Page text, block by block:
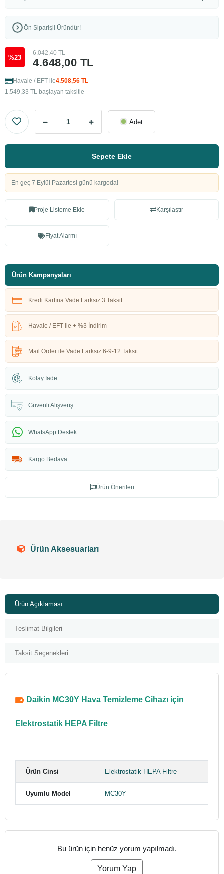
Ön Siparişli Üründür!
%23 4.648,00 TL
6.042,40 TL
Havale / EFT ile4.508,56 TL
1.549,33 TL başlayan taksitle
Adet
Sepete Ekle
En geç 7 Eylül Pazartesi günü kargoda!
Proje Listeme Ekle Karşılaştır
Fiyat Alarmı
Ürün Kampanyaları
Kredi Kartına Vade Farksız 3 Taksit
Havale / EFT ile + %3 İndirim
Mail Order ile Vade Farksız 6-9-12 Taksit
Kolay İade
Güvenli Alışveriş
WhatsApp Destek
Kargo Bedava
Ürün Önerileri
Ürün Aksesuarları
Ürün Açıklaması
Teslimat Bilgileri
Taksit Seçenekleri
Daikin MC30Y Hava Temizleme Cihazı için
Elektrostatik HEPA Filtre
Ürün Cinsi Elektrostatik HEPA Filtre
Uyumlu Model MC30Y
Bu ürün için henüz yorum yapılmadı.
Yorum Yap